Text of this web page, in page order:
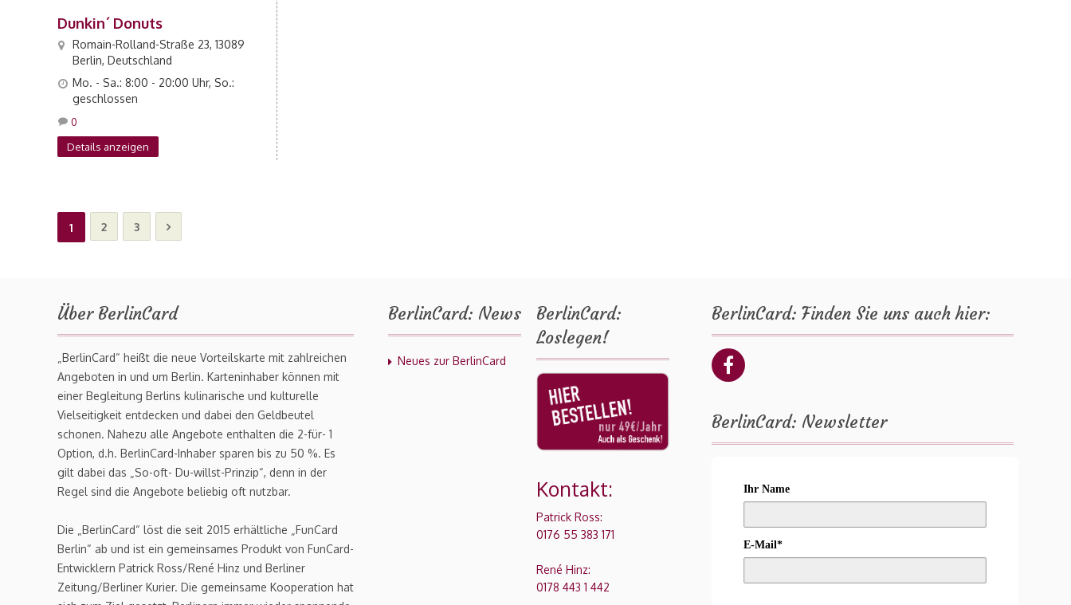
Dunkin´ Donuts
Romain-Rolland-Straße 23, 13089
Berlin, Deutschland
Mo. - Sa.: 8:00 - 20:00 Uhr, So.:
geschlossen
Details anzeigen
0
1 2 3
Über BerlinCard
„BerlinCard“ heißt die neue Vorteilskarte mit zahlreichen
Angeboten in und um Berlin. Karteninhaber können mit
einer Begleitung Berlins kulinarische und kulturelle
Vielseitigkeit entdecken und dabei den Geldbeutel
schonen. Nahezu alle Angebote enthalten die 2-für- 1
Option, d.h. BerlinCard-Inhaber sparen bis zu 50 %. Es
gilt dabei das „So-oft- Du-willst-Prinzip“, denn in der
Regel sind die Angebote beliebig oft nutzbar.
Die „BerlinCard“ löst die seit 2015 erhältliche „FunCard
Berlin“ ab und ist ein gemeinsames Produkt von FunCard-
Entwicklern Patrick Ross/René Hinz und Berliner
Zeitung/Berliner Kurier. Die gemeinsame Kooperation hat
BerlinCard: Finden Sie uns auch hier:
BerlinCard: Newsletter
Ihr Name
E-Mail*
BerlinCard: News
Neues zur BerlinCard
BerlinCard:
Loslegen!
Kontakt:
Patrick Ross:
0176 55 383 171
René Hinz:
0178 443 1 442